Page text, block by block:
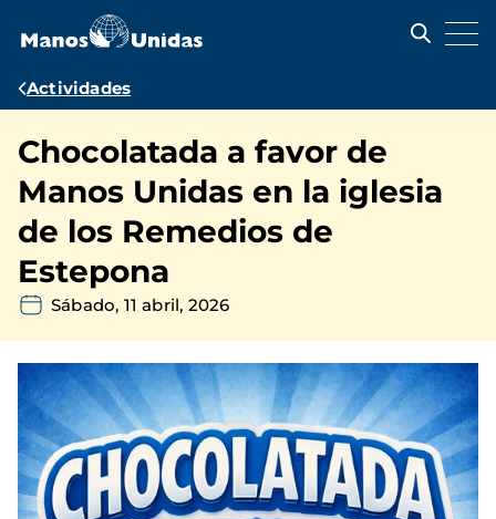
contenido
Ruta
navegación
Actividades
Chocolatada a favor de
Manos Unidas en la iglesia
de los Remedios de
Estepona
Sábado, 11 abril, 2026